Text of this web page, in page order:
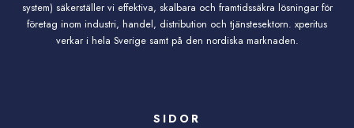
system) säkerställer vi effektiva, skalbara och framtidssäkra lösningar för
företag inom industri, handel, distribution och tjänstesektorn. xperitus
verkar i hela Sverige samt på den nordiska marknaden.
SIDOR